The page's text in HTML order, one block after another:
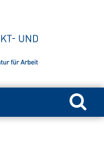
Suchen nach: